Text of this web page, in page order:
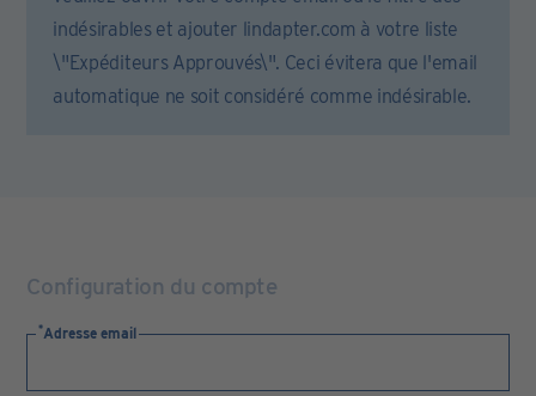
indésirables et ajouter lindapter.com à votre liste
\"Expéditeurs Approuvés\". Ceci évitera que l'email
automatique ne soit considéré comme indésirable.
Configuration du compte
Adresse email